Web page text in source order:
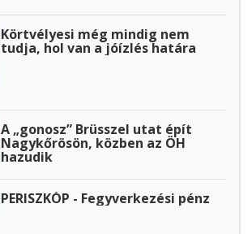
Körtvélyesi még mindig nem
tudja, hol van a jóízlés határa
A „gonosz” Brüsszel utat épít
Nagykőrösön, közben az ÖH
hazudik
PERISZKÓP - Fegyverkezési pénz